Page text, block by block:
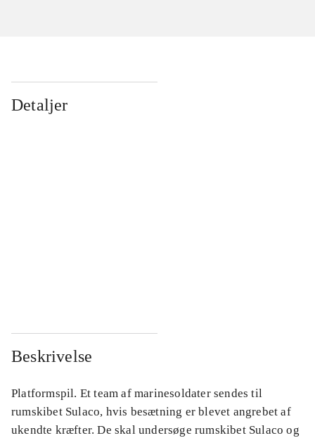
Detaljer
Beskrivelse
Platformspil. Et team af marinesoldater sendes til
rumskibet Sulaco, hvis besætning er blevet angrebet af
ukendte kræfter. De skal undersøge rumskibet Sulaco og